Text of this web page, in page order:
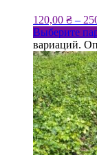
120,00 ₴ –
Выберите
вариаций.